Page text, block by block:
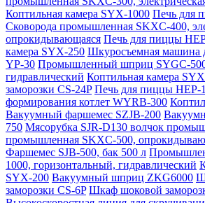
Коптильная камера SYX-1000 Печь для
Сковорода промышленная SKXC-400,
опрокидывающаяся Печь для пиццы
камера SYX-250 Шкуросъемная машина
YP-30 Промышленный шприц SYGC-
гидравлический Коптильная камера
заморозки CS-24P Печь для пиццы HEP-
формирования котлет WYRB-300
Вакуумный фаршемес SZJB-200
750 Мясорубка SJR-D130 волчок
промышленная SKXC-500,
Фаршемес SJB-500, бак 500 л
1000, горизонтальный, гидравлический
SYX-200 Вакуумный шприц ZKG6000
заморозки CS-6P Шкаф шоковой